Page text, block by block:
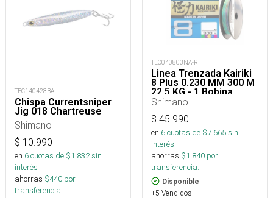
TEC140428BA
Chispa Currentsniper
Jig 018 Chartreuse
Shimano
$ 10.990
en 6cuotas de $1.832sin
interés
ahorras $440 por
transferencia.
TEC040803NA-R
Linea Trenzada Kairiki
8 Plus 0.230 MM 300 M
22.5 KG - 1 Bobina
300M
Shimano
$ 45.990
en 6cuotas de $7.665sin
interés
ahorras $1.840 por
transferencia.
Disponible
+5 Vendidos